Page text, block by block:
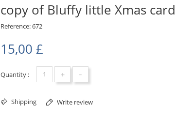
copy of Bluffy little Xmas card
Reference:672
15,00 £
Quantity : + -
Shipping Write review